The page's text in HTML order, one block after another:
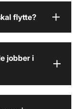
flytte?
jobber i